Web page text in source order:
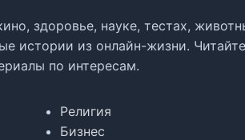
здоровье, науке, тестах,
истории из онлайн-жизни.
по интересам.
Религия
Бизнес